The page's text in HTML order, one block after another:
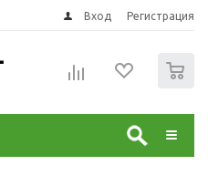
Вход Регистрация